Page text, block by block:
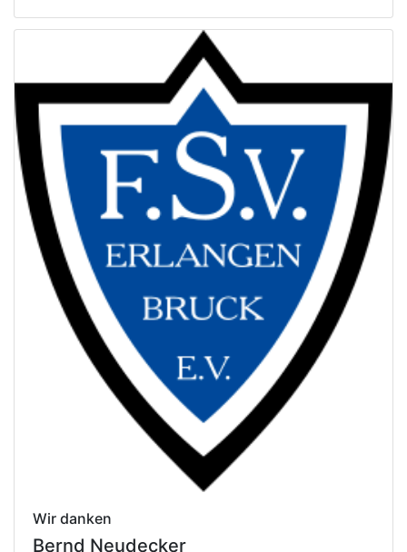
Wir danken
Bernd Neudecker